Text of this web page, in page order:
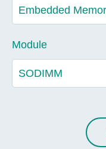
Module